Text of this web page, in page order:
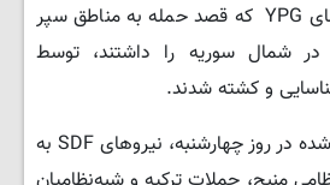
چهارشنبه ۲۰ تن از اعضای YPG که قصد حمله به مناطق سپر
شمال سوریه را داشتند، توسط
و کشته شدند.
با توجه به اخبار منتشر شده در روز چهارشنبه، نیروهای SDF به